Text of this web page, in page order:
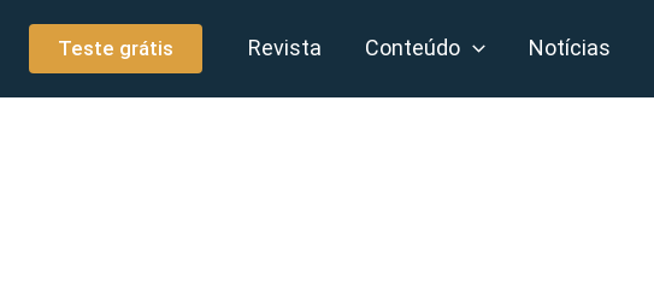
Teste grátis Revista Conteúdo Notícias